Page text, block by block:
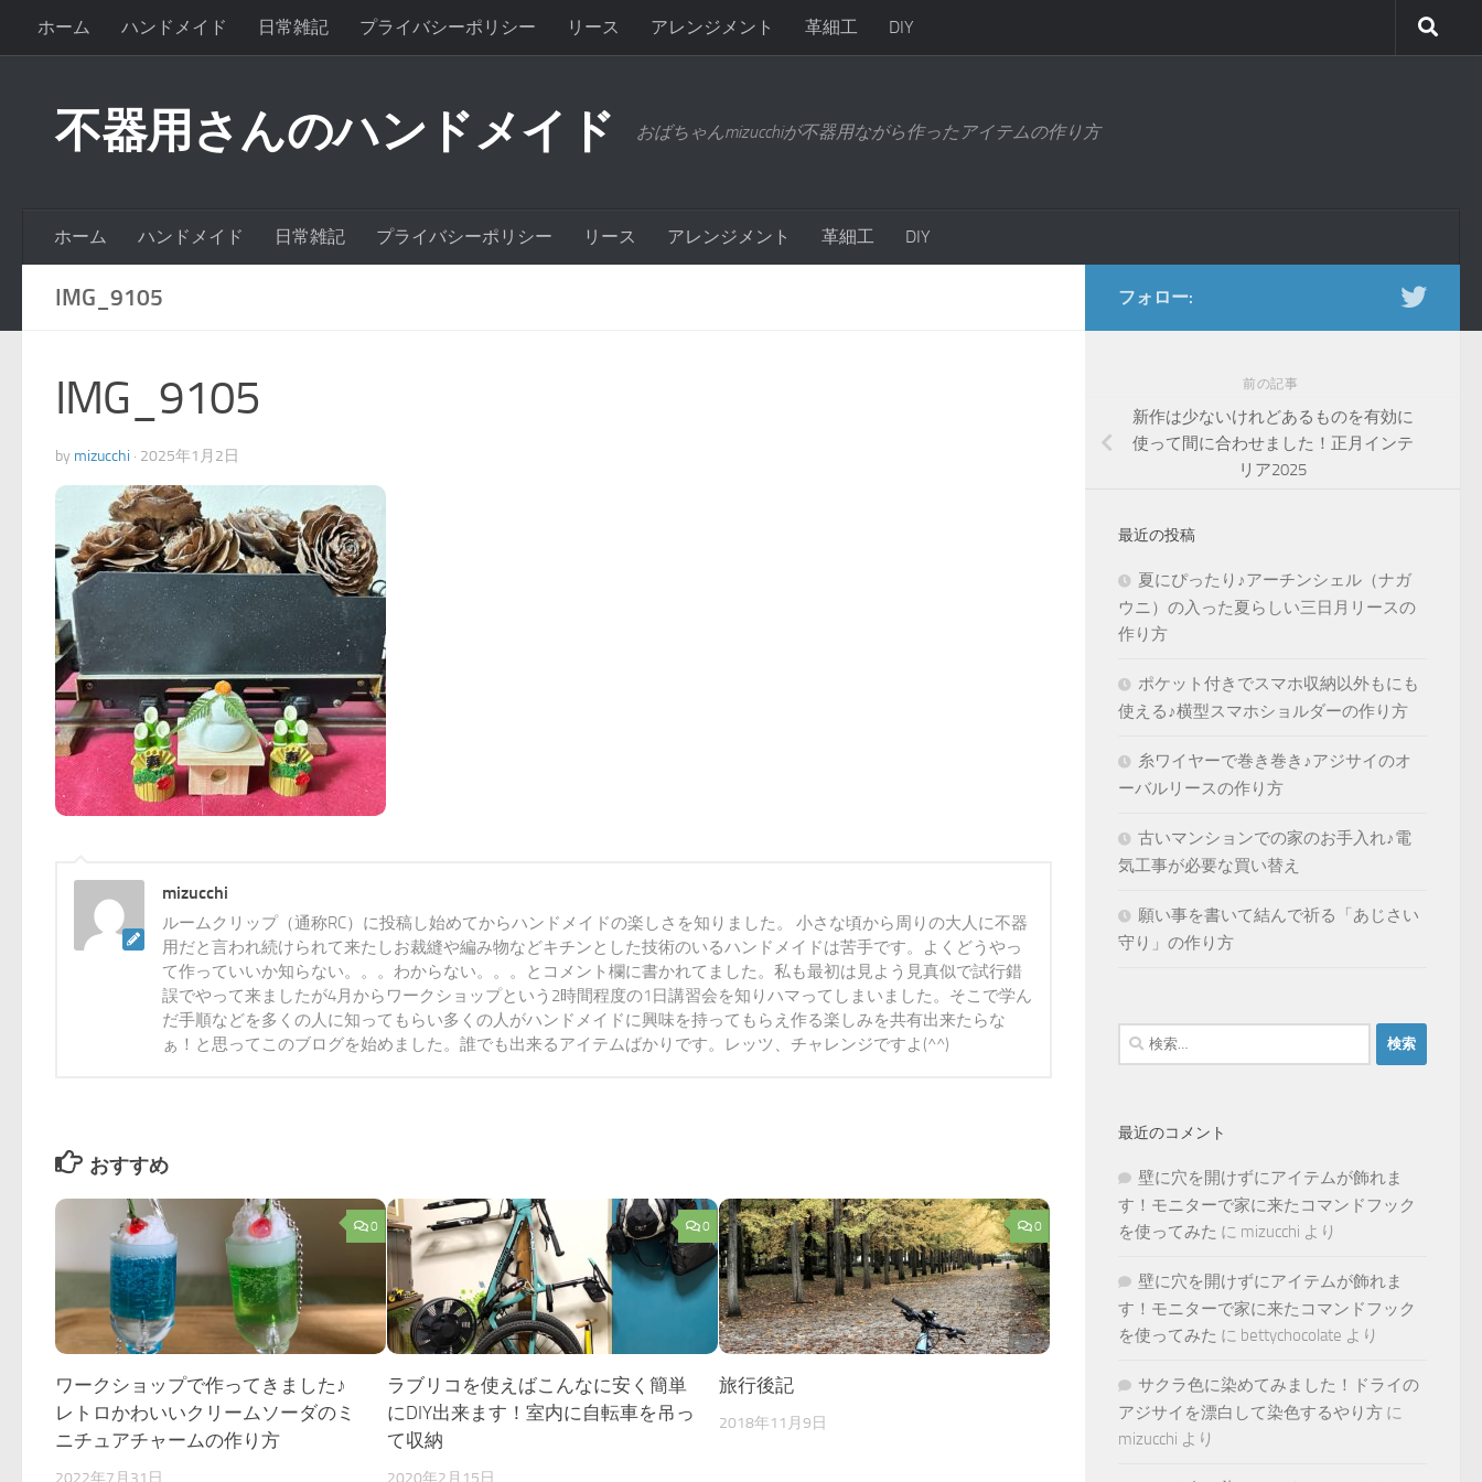
ホーム ハンドメイド 日常雑記 プライバシーポリシー リース アレンジメント 革細工 DIY
不器用さんのハンドメイド おばちゃんmizucchiが不器用ながら作ったアイテムの作り方
ホーム ハンドメイド 日常雑記 プライバシーポリシー リース アレンジメント 革細工 DIY
IMG_9105
IMG_9105
by mizucchi · 2025年1月2日
mizucchi
ルームクリップ（通称RC）に投稿し始めてからハンドメイドの楽しさを知りました。 小さな頃から周りの大人に不器
用だと言われ続けられて来たしお裁縫や編み物などキチンとした技術のいるハンドメイドは苦手です。よくどうやっ
て作っていいか知らない。。。わからない。。。とコメント欄に書かれてました。私も最初は見よう見真似で試行錯
誤でやって来ましたが4月からワークショップという2時間程度の1日講習会を知りハマってしまいました。そこで学ん
だ手順などを多くの人に知ってもらい多くの人がハンドメイドに興味を持ってもらえ作る楽しみを共有出来たらな
ぁ！と思ってこのブログを始めました。誰でも出来るアイテムばかりです。レッツ、チャレンジですよ(^^)
おすすめ
0
ワークショップで作ってきました♪
レトロかわいいクリームソーダのミ
ニチュアチャームの作り方
0
ラブリコを使えばこんなに安く簡単
にDIY出来ます！室内に自転車を吊っ
て収納
0
旅行後記
2018年11月9日
フォロー:
前の記事
新作は少ないけれどあるものを有効に
使って間に合わせました！正月インテ
リア2025
最近の投稿
夏にぴったり♪アーチンシェル（ナガ
ウニ）の入った夏らしい三日月リースの
作り方
ポケット付きでスマホ収納以外もにも
使える♪横型スマホショルダーの作り方
糸ワイヤーで巻き巻き♪アジサイのオ
ーバルリースの作り方
古いマンションでの家のお手入れ♪電
気工事が必要な買い替え
願い事を書いて結んで祈る「あじさい
守り」の作り方
検
索:
最近のコメント
壁に穴を開けずにアイテムが飾れま
す！モニターで家に来たコマンドフック
を使ってみた に mizucchi より
壁に穴を開けずにアイテムが飾れま
す！モニターで家に来たコマンドフック
を使ってみた に bettychocolate より
サクラ色に染めてみました！ドライの
アジサイを漂白して染色するやり方 に
mizucchi より